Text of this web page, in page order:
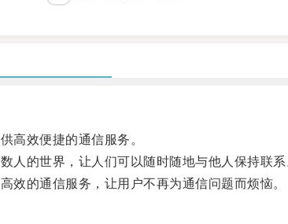
效便捷的通信服务。
的世界，让人们可以随时随地与他人保持联系
的通信服务，让用户不再为通信问题而烦恼。